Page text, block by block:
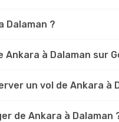
Dalaman ?
à Dalaman sur
un vol de Ankara à
de Ankara à Dalaman